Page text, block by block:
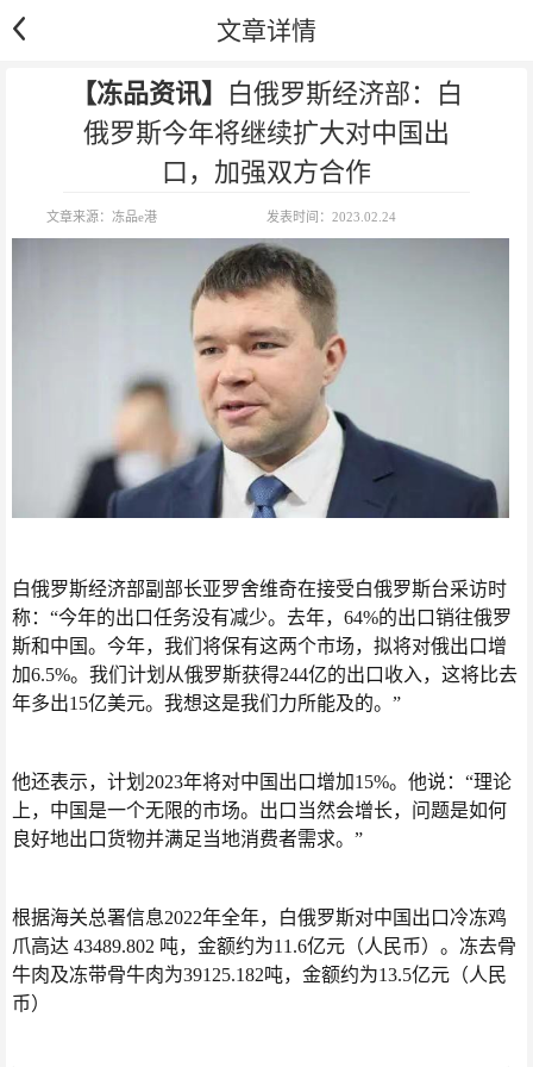
文章详情
【冻品资讯】
白俄罗斯经济部：白
俄罗斯今年将继续扩大对中国出
口，加强双方合作
文章来源： 冻品e港 发表时间： 2023.02.24
白俄罗斯经济部副部长亚罗舍维奇在接受白俄罗斯台采访时
称： “今年的出口任务没有减少。 去年，64%的出口销往俄罗
斯和中国。 今年，我们将保有这两个市场，拟将对俄出口增
加6.5%。 我们计划从俄罗斯获得244亿的出口收入，这将比去
年多出15亿美元。 我想这是我们力所能及的。 ”
他还表示，计划2023年将对中国出口增加15%。他说：“理论
上，中国是一个无限的市场。出口当然会增长，问题是如何
良好地出口货物并满足当地消费者需求。”
根据海关总署信息2022年全年，白俄罗斯对中国出口冷冻鸡
爪高达 43489.802 吨，金额约为11.6亿元（人民币）。冻去骨
牛肉及冻带骨牛肉为39125.182吨，金额约为13.5亿元（人民
币）